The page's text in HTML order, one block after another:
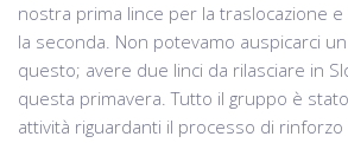
nostra prima lince per la traslocazione
la seconda. Non potevamo auspicarci
questo; avere due linci da rilasciare in
questa primavera. Tutto il gruppo è
attività riguardanti il processo di